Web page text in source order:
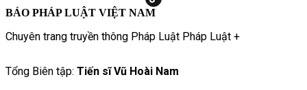
BÁO PHÁP LUẬT VIỆT NAM
Chuyên trang truyền thông Pháp Luật Pháp Luật +
Tổng Biên tập: Tiến sĩ Vũ Hoài Nam